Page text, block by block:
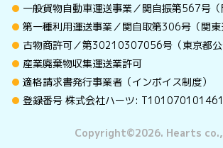
一般貨物自動車運送事業／関自振第567号（
第一種利用運送事業／関自取第306号（関東
古物商許可／第30210307056号（東京都公
産業廃棄物収集運送業許可
適格請求書発行事業者（インボイス制度）
登録番号 株式会社ハーツ:
Copyright©︎2026. Hearts